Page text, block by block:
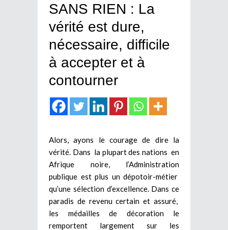
SANS RIEN : La
vérité est dure,
nécessaire, difficile
à accepter et à
contourner
Alors, ayons le courage de dire la
vérité. Dans la plupart des nations en
Afrique noire, l’Administration
publique est plus un dépotoir-métier
qu’une sélection d’excellence. Dans ce
paradis de revenu certain et assuré,
les médailles de décoration le
remportent largement sur les